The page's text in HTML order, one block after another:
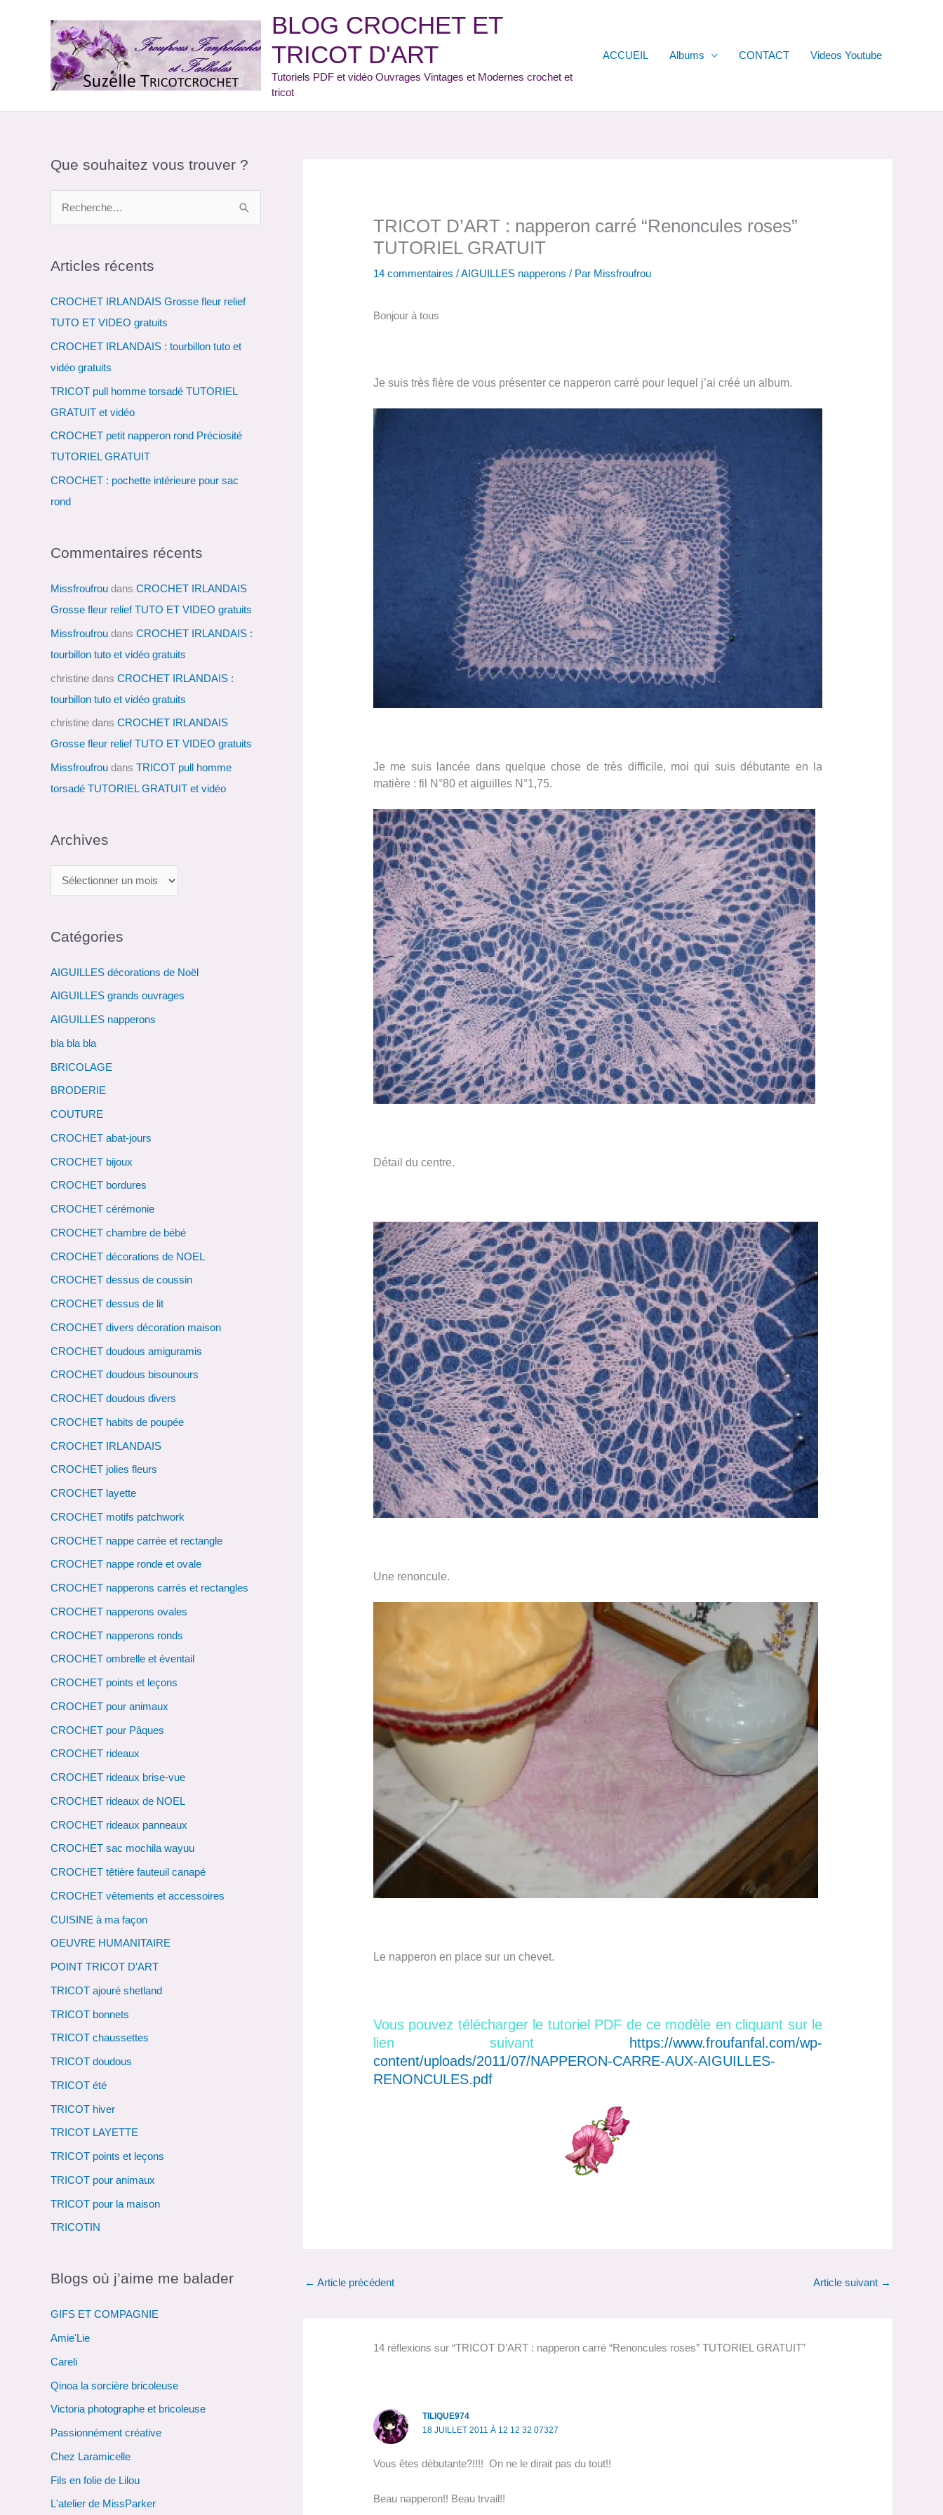
BLOG CROCHET ET
TRICOT D'ART
Tutoriels PDF et vidéo Ouvrages Vintages et Modernes crochet et
tricot
ACCUEIL Albums CONTACT Videos Youtube
Que souhaitez vous trouver ?
h
r
c
h
e
r
:
Articles récents
CROCHET IRLANDAIS Grosse fleur relief
TUTO ET VIDEO gratuits
CROCHET IRLANDAIS : tourbillon tuto et
vidéo gratuits
TRICOT pull homme torsadé TUTORIEL
GRATUIT et vidéo
CROCHET petit napperon rond Préciosité
TUTORIEL GRATUIT
CROCHET : pochette intérieure pour sac
rond
Commentaires récents
Missfroufrou dans CROCHET IRLANDAIS
Grosse fleur relief TUTO ET VIDEO gratuits
Missfroufrou dans CROCHET IRLANDAIS :
tourbillon tuto et vidéo gratuits
christine dans CROCHET IRLANDAIS :
tourbillon tuto et vidéo gratuits
christine dans CROCHET IRLANDAIS
Grosse fleur relief TUTO ET VIDEO gratuits
Missfroufrou dans TRICOT pull homme
torsadé TUTORIEL GRATUIT et vidéo
Archives
r
h
v
e
s
Catégories
AIGUILLES décorations de Noël
AIGUILLES grands ouvrages
AIGUILLES napperons
bla bla bla
BRICOLAGE
BRODERIE
COUTURE
CROCHET abat-jours
CROCHET bijoux
CROCHET bordures
CROCHET cérémonie
CROCHET chambre de bébé
CROCHET décorations de NOEL
CROCHET dessus de coussin
CROCHET dessus de lit
CROCHET divers décoration maison
CROCHET doudous amiguramis
CROCHET doudous bisounours
CROCHET doudous divers
CROCHET habits de poupée
CROCHET IRLANDAIS
CROCHET jolies fleurs
CROCHET layette
CROCHET motifs patchwork
CROCHET nappe carrée et rectangle
CROCHET nappe ronde et ovale
CROCHET napperons carrés et rectangles
CROCHET napperons ovales
CROCHET napperons ronds
CROCHET ombrelle et éventail
CROCHET points et leçons
CROCHET pour animaux
CROCHET pour Pâques
CROCHET rideaux
CROCHET rideaux brise-vue
CROCHET rideaux de NOEL
CROCHET rideaux panneaux
CROCHET sac mochila wayuu
CROCHET têtière fauteuil canapé
CROCHET vêtements et accessoires
CUISINE à ma façon
OEUVRE HUMANITAIRE
POINT TRICOT D'ART
TRICOT ajouré shetland
TRICOT bonnets
TRICOT chaussettes
TRICOT doudous
TRICOT été
TRICOT hiver
TRICOT LAYETTE
TRICOT points et leçons
TRICOT pour animaux
TRICOT pour la maison
TRICOTIN
Blogs où j’aime me balader
GIFS ET COMPAGNIE
Amie'Lie
Careli
Qinoa la sorcière bricoleuse
Victoria photographe et bricoleuse
Passionnément créative
Chez Laramicelle
Fils en folie de Lilou
L'atelier de MissParker
TRICOT D’ART : napperon carré “Renoncules roses”
TUTORIEL GRATUIT
14 commentaires /AIGUILLES napperons / Par Missfroufrou
Bonjour à tous
Je suis très fière de vous présenter ce napperon carré pour lequel j’ai créé un album.
Je me suis lancée dans quelque chose de très difficile, moi qui suis débutante en la
matière : fil N°80 et aiguilles N°1,75.
Détail du centre.
Une renoncule.
Le napperon en place sur un chevet.
Vous pouvez télécharger le tutoriel PDF de ce modèle en cliquant sur le
lien suivant https://www.froufanfal.com/wp-
content/uploads/2011/07/NAPPERON-CARRE-AUX-AIGUILLES-
RENONCULES.pdf
← Article précédent Article suivant →
14 réflexions sur “TRICOT D’ART : napperon carré “Renoncules roses” TUTORIEL GRATUIT”
TILIQUE974
18 JUILLET 2011 À 12 12 32 07327
Vous êtes débutante?!!!! On ne le dirait pas du tout!!
Beau napperon!! Beau trvail!!